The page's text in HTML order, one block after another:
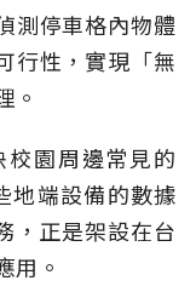
測停車格內物體
行性，實現「無
。
園周邊常見的
地端設備的數據
，正是架設在台
用。